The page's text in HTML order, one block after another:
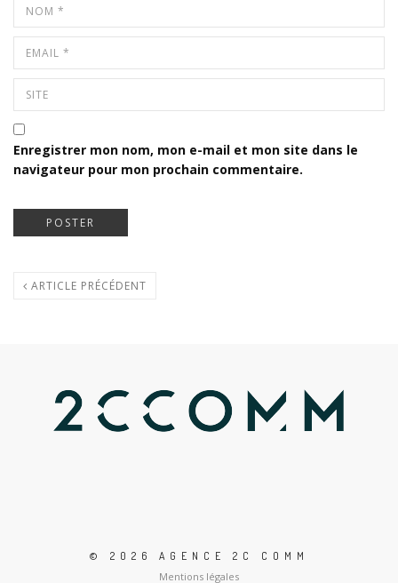
Enregistrer mon nom, mon e-mail et mon site dans le
navigateur pour mon prochain commentaire.
ARTICLE PRÉCÉDENT
© 2026 AGENCE 2C COMM
Mentions légales